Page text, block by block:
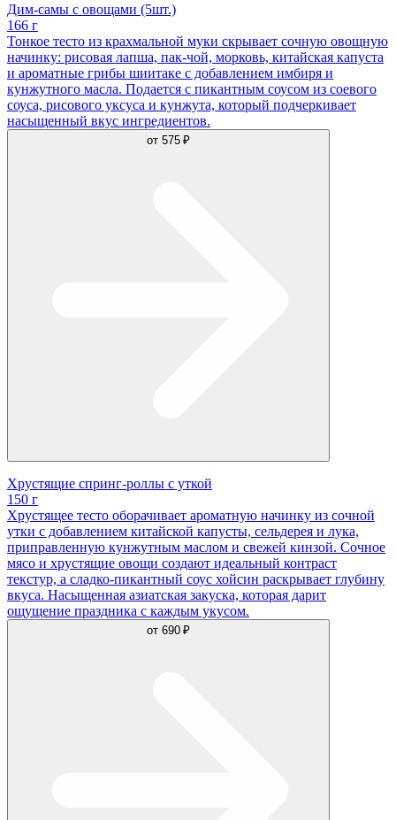
Дим-самы с овощами (5шт.)
166 г
Тонкое тесто из крахмальной муки скрывает сочную овощную
начинку: рисовая лапша, пак-чой, морковь, китайская капуста
и ароматные грибы шиитаке с добавлением имбиря и
кунжутного масла. Подается с пикантным соусом из соевого
соуса, рисового уксуса и кунжута, который подчеркивает
насыщенный вкус ингредиентов.
от 575 ₽
Хрустящие спринг-роллы с уткой
150 г
Хрустящее тесто оборачивает ароматную начинку из сочной
утки с добавлением китайской капусты, сельдерея и лука,
приправленную кунжутным маслом и свежей кинзой. Сочное
мясо и хрустящие овощи создают идеальный контраст
текстур, а сладко-пикантный соус хойсин раскрывает глубину
вкуса. Насыщенная азиатская закуска, которая дарит
ощущение праздника с каждым укусом.
от 690 ₽